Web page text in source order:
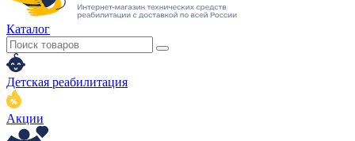
Каталог
Детская реабилитация
Акции